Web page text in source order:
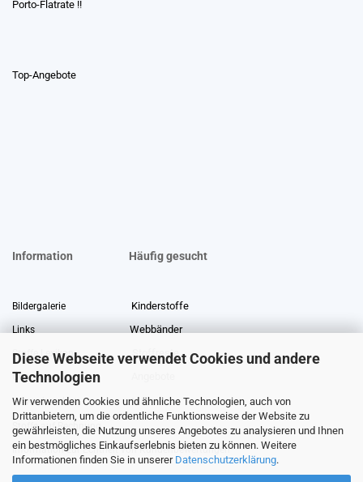
Diese Webseite verwendet Cookies und andere
Technologien
Wir verwenden Cookies und ähnliche Technologien, auch von
Drittanbietern, um die ordentliche Funktionsweise der Website zu
gewährleisten, die Nutzung unseres Angebotes zu analysieren und Ihnen
ein bestmögliches Einkaufserlebnis bieten zu können. Weitere
Informationen finden Sie in unserer Datenschutzerklärung.
Porto-Flatrate !!
Top-Angebote
Information Häufig gesucht
Bildergalerie Kinderstoffe
Links Webbänder
Stoffe Lexikon Stoffreste
Über uns
Gewerberabatt Meterware
Stoffe auf Rechnung
Information zur Echtheit von Kundenbewertungen